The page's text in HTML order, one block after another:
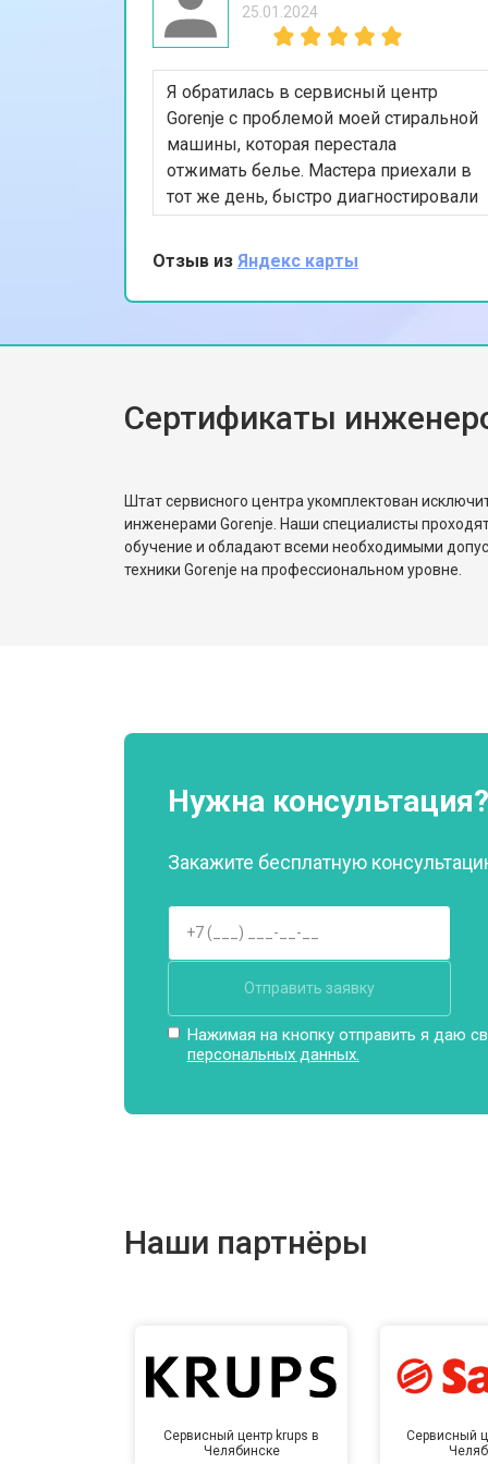
Ремонт или замена петли двери
Ремонт или замена патрубка
Ремонт платы управления
Корпусный ремонт (замена
Замена крестовины
Замена щёток стиральной машины
Замена подшипников
Замена ТЭН стиральной машины
Замена блока управления
Замена заливного клапана
Замена заливного шланга
Замена сливного шланга
Замена УБЛ стиральной машины
25.01.2024
Я обратилась в сервисный центр
Gorenje с проблемой моей стиральной
машины, которая перестала
отжимать белье. Мастера приехали в
тот же день, быстро диагностировали
неисправность и заменили
изношенный насос. Я впечатлена их
профессионализмом и
оперативностью. Спасибо за
Отзыв из Яндекс карты
Сертификаты
Штат сервисного центра укомплектован
инженерами Gorenje. Наши специалисты
обучение и обладают всеми необходимыми
техники Gorenje на профессиональном уровне.
Нужна консультация?
Закажите бесплатную
Отправить заявку
Нажимая на кнопку отправить я даю
персональных данных.
Наши партнёры
Сервисный центр krups в
Челябинске
Сервисный